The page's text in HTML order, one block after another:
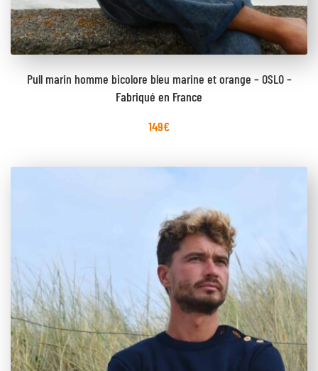
Pull marin homme bicolore bleu marine et orange – OSLO –
Fabriqué en France
149€